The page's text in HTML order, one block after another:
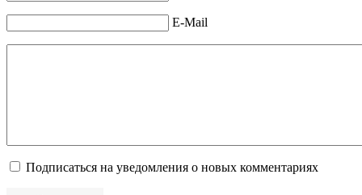
E-Mail
Подписаться на уведомления о новых комментариях